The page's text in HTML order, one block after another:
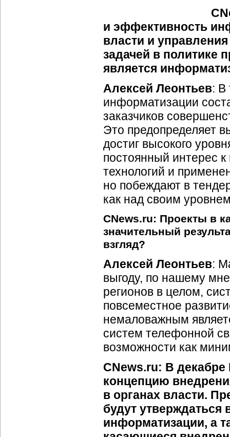
и эффективность
власти и
задачей в политике
является
Алексей Леонтьев: В
информатизации
заказчиков
Это предопределяет
достиг высокого
постоянный интерес
технологий и
но побеждают в
как над своим
CNews.ru: Проекты в
значительный
взгляд?
Алексей Леонтьев:
выгоду, по нашему
регионов в целом,
повсеместное
немаловажным
систем телефонной
возможности как
CNews.ru: В
концепцию
в органах власти.
будут
информатизации, а